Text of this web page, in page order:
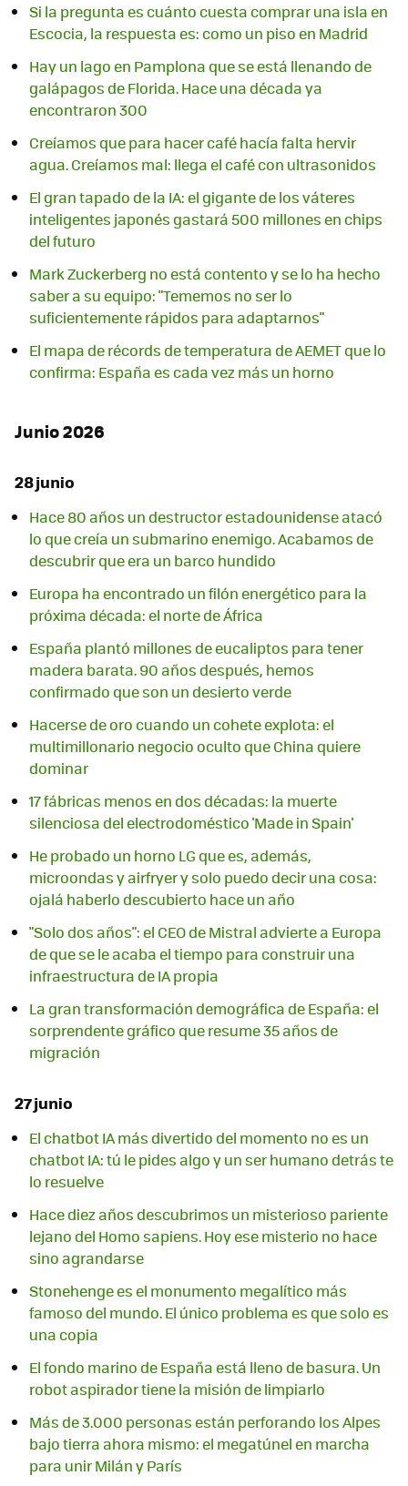
Si la pregunta es cuánto cuesta comprar una isla en
Escocia, la respuesta es: como un piso en Madrid
Hay un lago en Pamplona que se está llenando de
galápagos de Florida. Hace una década ya
encontraron 300
Creíamos que para hacer café hacía falta hervir
agua. Creíamos mal: llega el café con ultrasonidos
El gran tapado de la IA: el gigante de los váteres
inteligentes japonés gastará 500 millones en chips
del futuro
Mark Zuckerberg no está contento y se lo ha hecho
saber a su equipo: "Tememos no ser lo
suficientemente rápidos para adaptarnos"
El mapa de récords de temperatura de AEMET que lo
confirma: España es cada vez más un horno
Junio 2026
28 junio
Hace 80 años un destructor estadounidense atacó
lo que creía un submarino enemigo. Acabamos de
descubrir que era un barco hundido
Europa ha encontrado un filón energético para la
próxima década: el norte de África
España plantó millones de eucaliptos para tener
madera barata. 90 años después, hemos
confirmado que son un desierto verde
Hacerse de oro cuando un cohete explota: el
multimillonario negocio oculto que China quiere
dominar
17 fábricas menos en dos décadas: la muerte
silenciosa del electrodoméstico 'Made in Spain'
He probado un horno LG que es, además,
microondas y airfryer y solo puedo decir una cosa:
ojalá haberlo descubierto hace un año
"Solo dos años": el CEO de Mistral advierte a Europa
de que se le acaba el tiempo para construir una
infraestructura de IA propia
La gran transformación demográfica de España: el
sorprendente gráfico que resume 35 años de
migración
27 junio
El chatbot IA más divertido del momento no es un
chatbot IA: tú le pides algo y un ser humano detrás te
lo resuelve
Hace diez años descubrimos un misterioso pariente
lejano del Homo sapiens. Hoy ese misterio no hace
sino agrandarse
Stonehenge es el monumento megalítico más
famoso del mundo. El único problema es que solo es
una copia
El fondo marino de España está lleno de basura. Un
robot aspirador tiene la misión de limpiarlo
Más de 3.000 personas están perforando los Alpes
bajo tierra ahora mismo: el megatúnel en marcha
para unir Milán y París